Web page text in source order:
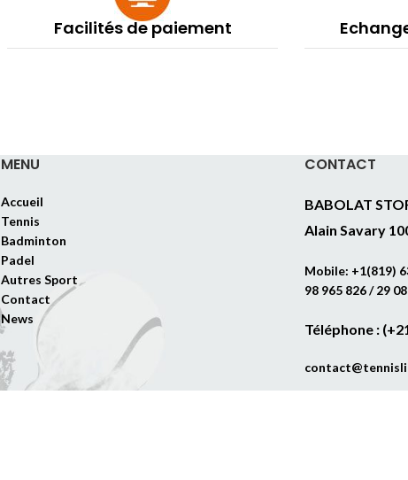
Facilités de paiement
MENU
Accueil
Tennis
Badminton
Padel
Autres Sport
Contact
News
CONTACT
BABOLAT
Alain Savary
Mobile: +1(819)
98 965 826 / 29
Téléphone :